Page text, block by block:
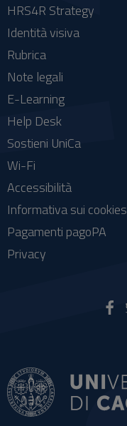
HRS4R Strategy
Identità visiva
Rubrica
Note legali
E-Learning
Help Desk
Sostieni UniCa
Wi-Fi
Accessibilità
Informativa sui cookies
Pagamenti pagoPA
Privacy